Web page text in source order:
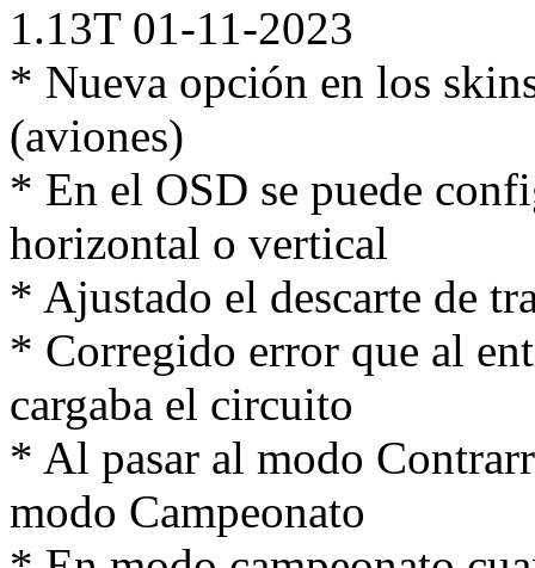
1.13T 01-11-2023
* Nueva opción en los
(aviones)
* En el OSD se puede
horizontal o vertical
* Ajustado el descarte de
* Corregido error que al
cargaba el circuito
* Al pasar al modo
modo Campeonato